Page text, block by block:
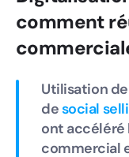
comment
Utilisation
desocial
ont
commercial